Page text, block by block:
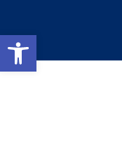
Abrir barra de herramientas
contenido